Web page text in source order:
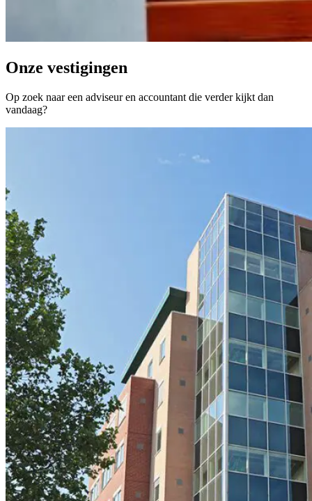
Onze vestigingen
Op zoek naar een adviseur en accountant die verder kijkt dan
vandaag?